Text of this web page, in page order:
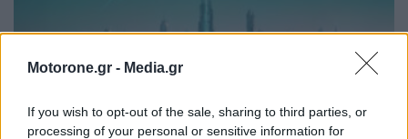
Motorone.gr - Media.gr
If you wish to opt-out of the sale, sharing to third parties, or
processing of your personal or sensitive information for